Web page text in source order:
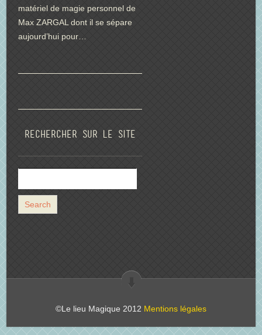
matériel de magie personnel de
Max ZARGAL dont il se sépare
aujourd’hui pour…
Rechercher sur le site
©Le lieu Magique 2012 Mentions légales